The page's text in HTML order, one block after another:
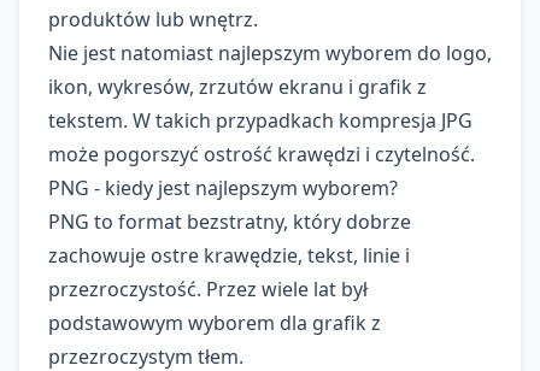
produktów lub wnętrz.
Nie jest natomiast najlepszym wyborem do logo,
ikon, wykresów, zrzutów ekranu i grafik z
tekstem. W takich przypadkach kompresja JPG
może pogorszyć ostrość krawędzi i czytelność.
PNG - kiedy jest najlepszym wyborem?
PNG to format bezstratny, który dobrze
zachowuje ostre krawędzie, tekst, linie i
przezroczystość. Przez wiele lat był
podstawowym wyborem dla grafik z
przezroczystym tłem.